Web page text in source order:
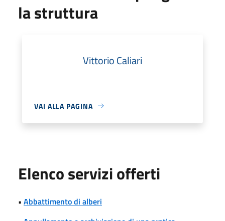
la struttura
Vittorio Caliari
VAI ALLA PAGINA
Elenco servizi offerti
• Abbattimento di alberi